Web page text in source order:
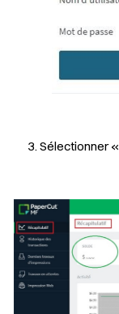
Sélectionner «